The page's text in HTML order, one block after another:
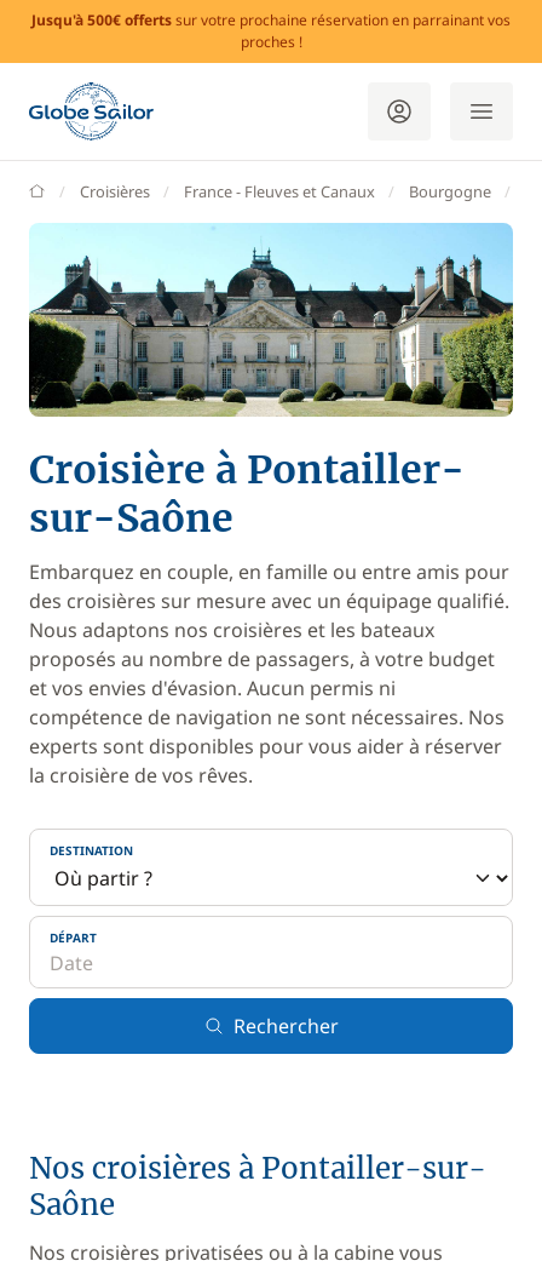
Jusqu'à 500€ offertssur votre prochaine réservation en parrainant vos
proches !
GlobeSailor
Croisières France - Fleuves et Canaux Bourgogne
Croisière à Pontailler-
sur-Saône
Embarquez en couple, en famille ou entre amis pour
des croisières sur mesure avec un équipage qualifié.
Nous adaptons nos croisières et les bateaux
proposés au nombre de passagers, à votre budget
et vos envies d'évasion. Aucun permis ni
compétence de navigation ne sont nécessaires. Nos
experts sont disponibles pour vous aider à réserver
la croisière de vos rêves.
DESTINATION
DÉPART
Rechercher
Nos croisières à Pontailler-sur-
Saône
Nos croisières privatisées ou à la cabine vous